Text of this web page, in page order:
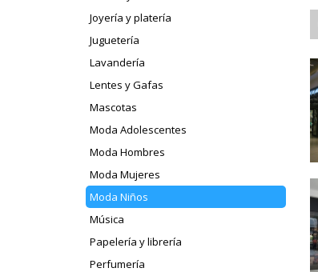
Joyería y platería
Juguetería
Lavandería
Lentes y Gafas
Mascotas
Moda Adolescentes
Moda Hombres
Moda Mujeres
Moda Niños
Música
Papelería y librería
Perfumería